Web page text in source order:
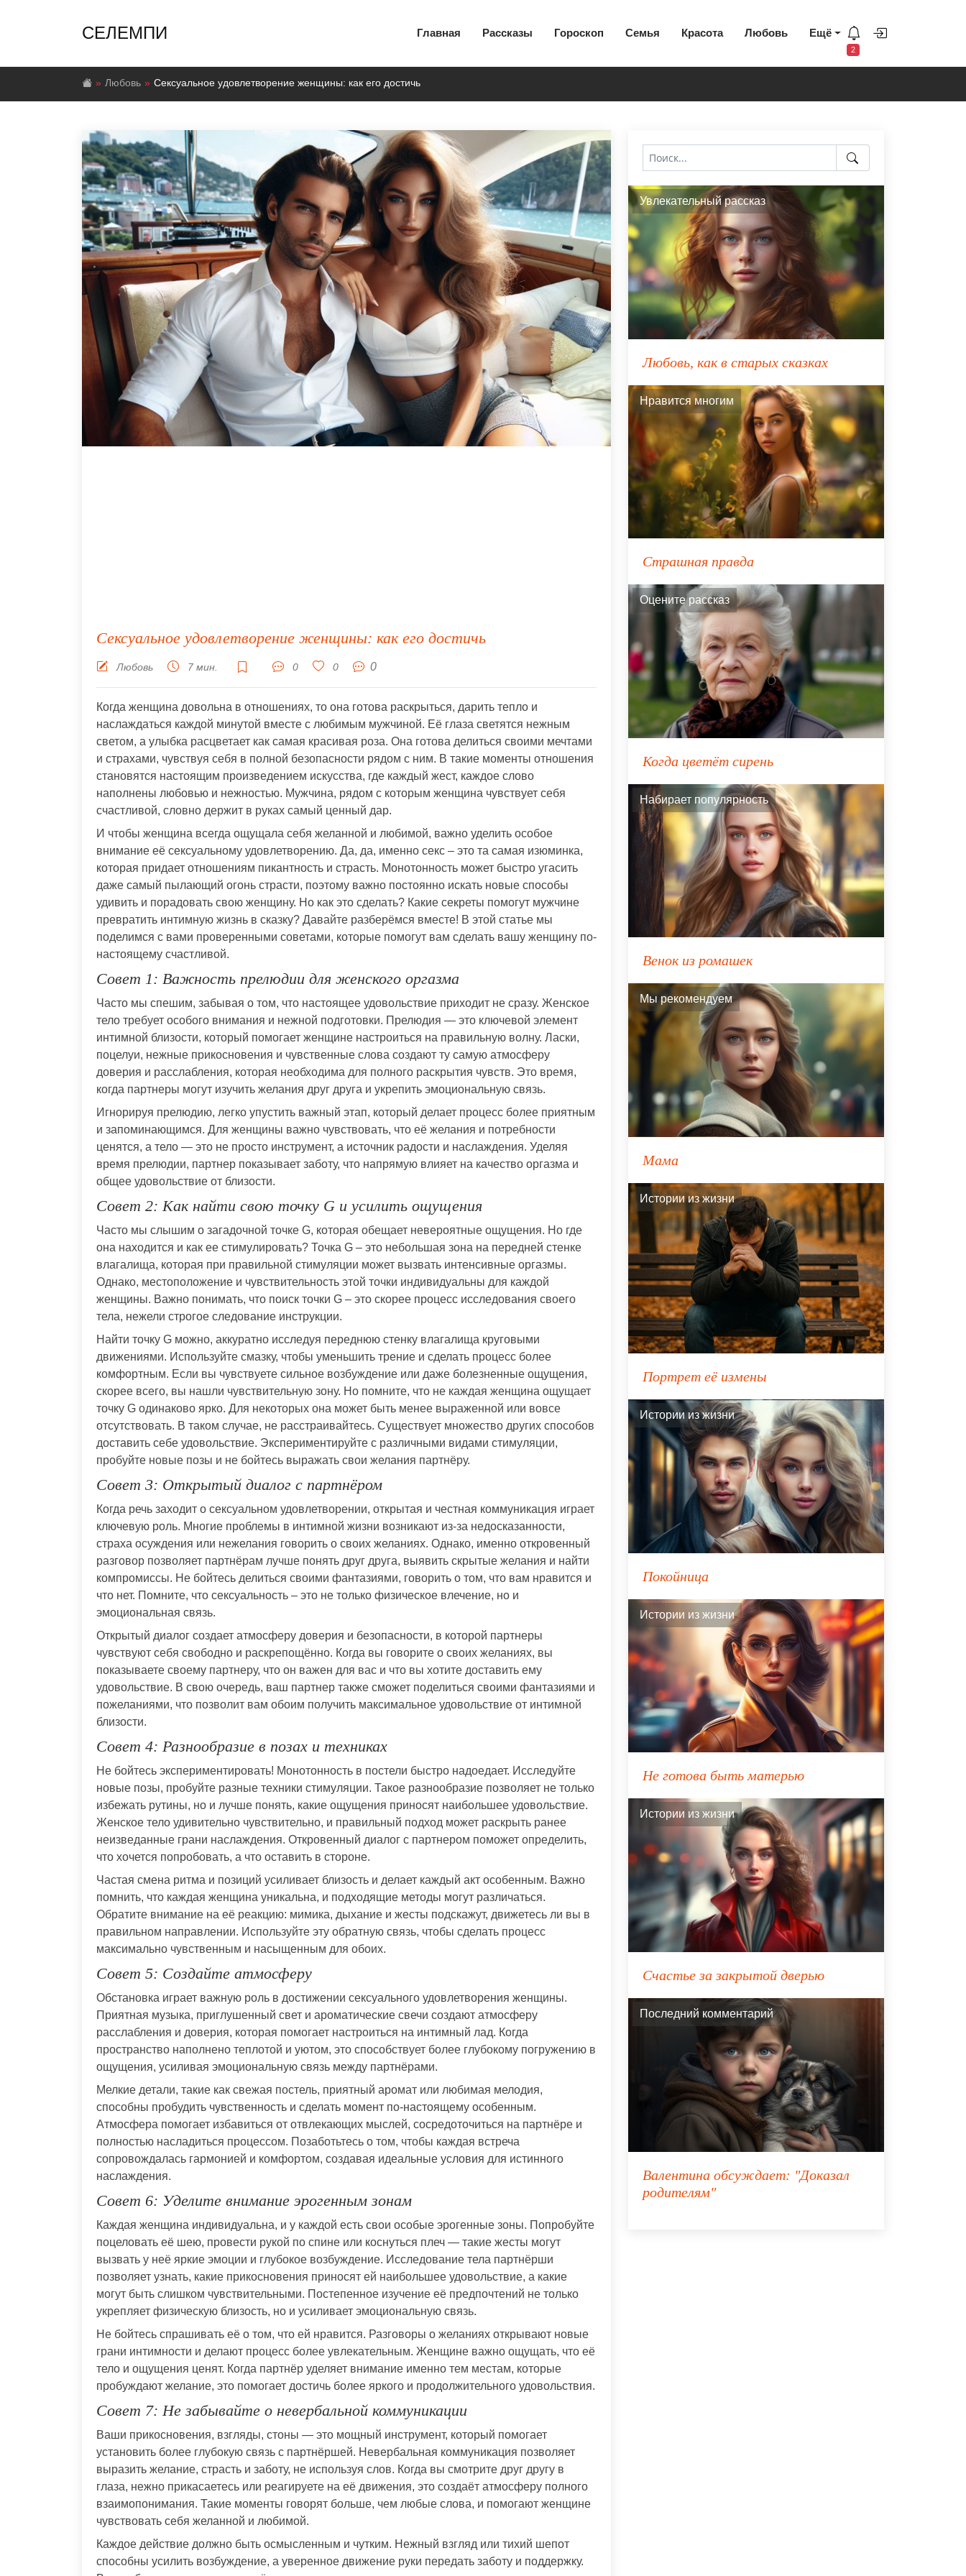
СЕЛЕМПИ Главная Рассказы Гороскоп Семья Красота Любовь Ещё
2
Любовь Сексуальное удовлетворение женщины: как его достичь
Сексуальное удовлетворение женщины: как его достичь
Любовь 7 мин. 0 0 0
Когда женщина довольна в отношениях, то она готова раскрыться, дарить тепло и
наслаждаться каждой минутой вместе с любимым мужчиной. Её глаза светятся нежным
светом, а улыбка расцветает как самая красивая роза. Она готова делиться своими мечтами
и страхами, чувствуя себя в полной безопасности рядом с ним. В такие моменты отношения
становятся настоящим произведением искусства, где каждый жест, каждое слово
наполнены любовью и нежностью. Мужчина, рядом с которым женщина чувствует себя
счастливой, словно держит в руках самый ценный дар.
И чтобы женщина всегда ощущала себя желанной и любимой, важно уделить особое
внимание её сексуальному удовлетворению. Да, да, именно секс – это та самая изюминка,
которая придает отношениям пикантность и страсть. Монотонность может быстро угасить
даже самый пылающий огонь страсти, поэтому важно постоянно искать новые способы
удивить и порадовать свою женщину. Но как это сделать? Какие секреты помогут мужчине
превратить интимную жизнь в сказку? Давайте разберёмся вместе! В этой статье мы
поделимся с вами проверенными советами, которые помогут вам сделать вашу женщину по-
настоящему счастливой.
Совет 1: Важность прелюдии для женского оргазма
Часто мы спешим, забывая о том, что настоящее удовольствие приходит не сразу. Женское
тело требует особого внимания и нежной подготовки. Прелюдия — это ключевой элемент
интимной близости, который помогает женщине настроиться на правильную волну. Ласки,
поцелуи, нежные прикосновения и чувственные слова создают ту самую атмосферу
доверия и расслабления, которая необходима для полного раскрытия чувств. Это время,
когда партнеры могут изучить желания друг друга и укрепить эмоциональную связь.
Игнорируя прелюдию, легко упустить важный этап, который делает процесс более приятным
и запоминающимся. Для женщины важно чувствовать, что её желания и потребности
ценятся, а тело — это не просто инструмент, а источник радости и наслаждения. Уделяя
время прелюдии, партнер показывает заботу, что напрямую влияет на качество оргазма и
общее удовольствие от близости.
Совет 2: Как найти свою точку G и усилить ощущения
Часто мы слышим о загадочной точке G, которая обещает невероятные ощущения. Но где
она находится и как ее стимулировать? Точка G – это небольшая зона на передней стенке
влагалища, которая при правильной стимуляции может вызвать интенсивные оргазмы.
Однако, местоположение и чувствительность этой точки индивидуальны для каждой
женщины. Важно понимать, что поиск точки G – это скорее процесс исследования своего
тела, нежели строгое следование инструкции.
Найти точку G можно, аккуратно исследуя переднюю стенку влагалища круговыми
движениями. Используйте смазку, чтобы уменьшить трение и сделать процесс более
комфортным. Если вы чувствуете сильное возбуждение или даже болезненные ощущения,
скорее всего, вы нашли чувствительную зону. Но помните, что не каждая женщина ощущает
точку G одинаково ярко. Для некоторых она может быть менее выраженной или вовсе
отсутствовать. В таком случае, не расстраивайтесь. Существует множество других способов
доставить себе удовольствие. Экспериментируйте с различными видами стимуляции,
пробуйте новые позы и не бойтесь выражать свои желания партнёру.
Совет 3: Открытый диалог с партнёром
Когда речь заходит о сексуальном удовлетворении, открытая и честная коммуникация играет
ключевую роль. Многие проблемы в интимной жизни возникают из-за недосказанности,
страха осуждения или нежелания говорить о своих желаниях. Однако, именно откровенный
разговор позволяет партнёрам лучше понять друг друга, выявить скрытые желания и найти
компромиссы. Не бойтесь делиться своими фантазиями, говорить о том, что вам нравится и
что нет. Помните, что сексуальность – это не только физическое влечение, но и
эмоциональная связь.
Открытый диалог создает атмосферу доверия и безопасности, в которой партнеры
чувствуют себя свободно и раскрепощённо. Когда вы говорите о своих желаниях, вы
показываете своему партнеру, что он важен для вас и что вы хотите доставить ему
удовольствие. В свою очередь, ваш партнер также сможет поделиться своими фантазиями и
пожеланиями, что позволит вам обоим получить максимальное удовольствие от интимной
близости.
Совет 4: Разнообразие в позах и техниках
Не бойтесь экспериментировать! Монотонность в постели быстро надоедает. Исследуйте
новые позы, пробуйте разные техники стимуляции. Такое разнообразие позволяет не только
избежать рутины, но и лучше понять, какие ощущения приносят наибольшее удовольствие.
Женское тело удивительно чувствительно, и правильный подход может раскрыть ранее
неизведанные грани наслаждения. Откровенный диалог с партнером поможет определить,
что хочется попробовать, а что оставить в стороне.
Частая смена ритма и позиций усиливает близость и делает каждый акт особенным. Важно
помнить, что каждая женщина уникальна, и подходящие методы могут различаться.
Обратите внимание на её реакцию: мимика, дыхание и жесты подскажут, движетесь ли вы в
правильном направлении. Используйте эту обратную связь, чтобы сделать процесс
максимально чувственным и насыщенным для обоих.
Совет 5: Создайте атмосферу
Обстановка играет важную роль в достижении сексуального удовлетворения женщины.
Приятная музыка, приглушенный свет и ароматические свечи создают атмосферу
расслабления и доверия, которая помогает настроиться на интимный лад. Когда
пространство наполнено теплотой и уютом, это способствует более глубокому погружению в
ощущения, усиливая эмоциональную связь между партнёрами.
Мелкие детали, такие как свежая постель, приятный аромат или любимая мелодия,
способны пробудить чувственность и сделать момент по-настоящему особенным.
Атмосфера помогает избавиться от отвлекающих мыслей, сосредоточиться на партнёре и
полностью насладиться процессом. Позаботьтесь о том, чтобы каждая встреча
сопровождалась гармонией и комфортом, создавая идеальные условия для истинного
наслаждения.
Совет 6: Уделите внимание эрогенным зонам
Каждая женщина индивидуальна, и у каждой есть свои особые эрогенные зоны. Попробуйте
поцеловать её шею, провести рукой по спине или коснуться плеч — такие жесты могут
вызвать у неё яркие эмоции и глубокое возбуждение. Исследование тела партнёрши
позволяет узнать, какие прикосновения приносят ей наибольшее удовольствие, а какие
могут быть слишком чувствительными. Постепенное изучение её предпочтений не только
укрепляет физическую близость, но и усиливает эмоциональную связь.
Не бойтесь спрашивать её о том, что ей нравится. Разговоры о желаниях открывают новые
грани интимности и делают процесс более увлекательным. Женщине важно ощущать, что её
тело и ощущения ценят. Когда партнёр уделяет внимание именно тем местам, которые
пробуждают желание, это помогает достичь более яркого и продолжительного удовольствия.
Совет 7: Не забывайте о невербальной коммуникации
Ваши прикосновения, взгляды, стоны — это мощный инструмент, который помогает
установить более глубокую связь с партнёршей. Невербальная коммуникация позволяет
выразить желание, страсть и заботу, не используя слов. Когда вы смотрите друг другу в
глаза, нежно прикасаетесь или реагируете на её движения, это создаёт атмосферу полного
взаимопонимания. Такие моменты говорят больше, чем любые слова, и помогают женщине
чувствовать себя желанной и любимой.
Каждое действие должно быть осмысленным и чутким. Нежный взгляд или тихий шепот
способны усилить возбуждение, а уверенное движение руки передать заботу и поддержку.
Увлекательный рассказ
Любовь, как в старых сказках
Нравится многим
Страшная правда
Оцените рассказ
Когда цветёт сирень
Набирает популярность
Венок из ромашек
Мы рекомендуем
Мама
Истории из жизни
Портрет её измены
Истории из жизни
Покойница
Истории из жизни
Не готова быть матерью
Истории из жизни
Счастье за закрытой дверью
Последний комментарий
Валентина обсуждает: "Доказал
родителям"